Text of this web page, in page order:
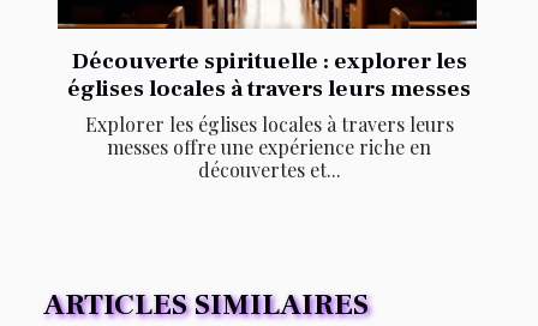
Découverte spirituelle : explorer les
églises locales à travers leurs messes
Explorer les églises locales à travers leurs
messes offre une expérience riche en
découvertes et...
ARTICLES SIMILAIRES